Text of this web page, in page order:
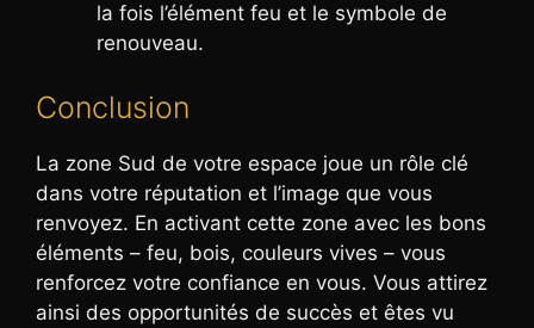
la fois l’élément feu et le symbole de
renouveau.
Conclusion
La zone Sud de votre espace joue un rôle clé
dans votre réputation et l’image que vous
renvoyez. En activant cette zone avec les bons
éléments – feu, bois, couleurs vives – vous
renforcez votre confiance en vous. Vous attirez
ainsi des opportunités de succès et êtes vu